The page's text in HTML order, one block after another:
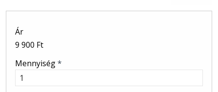
Ár
9 900 Ft
Mennyiség*